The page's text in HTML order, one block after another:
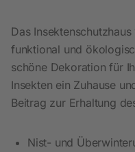
Das
funktional und
schöne Dekoration für
Insekten ein Zuhause
Beitrag zur Erhaltung
Nist- und